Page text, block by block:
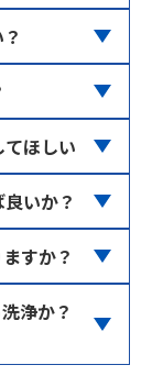
は短くなりま
良い純正の中古
ます。
期間内であれ
送
いたします。
が不具合を起こ
備工場などで一
ほしい
入金確認
ができ
いか？
ます。
お伝えできない
すか？
クーラーのご案
浄か？
ので洗浄ではな
フォームへ故障